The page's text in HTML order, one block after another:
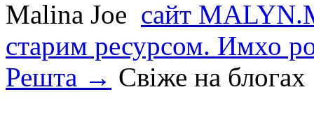
Malina Joe сайт
старим ресурсом. Имхо
Решта → Свіже на блогах